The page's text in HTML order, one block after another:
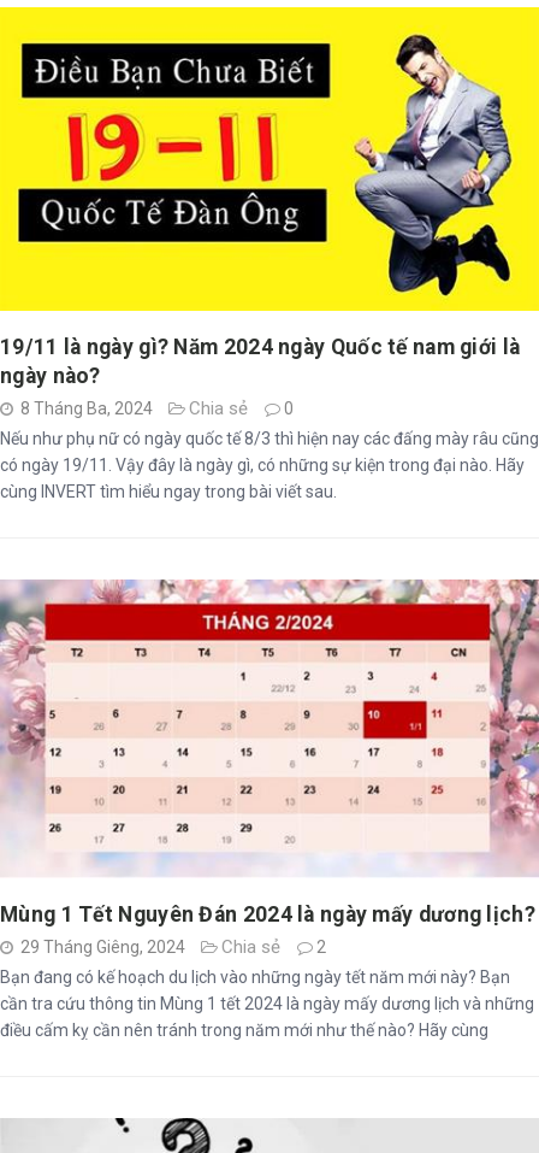
19/11 là ngày gì? Năm 2024 ngày Quốc tế nam giới là
ngày nào?
8 Tháng Ba, 2024 Chia sẻ
0
Nếu như phụ nữ có ngày quốc tế 8/3 thì hiện nay các đấng mày râu cũng
có ngày 19/11. Vậy đây là ngày gì, có những sự kiện trong đại nào. Hãy
cùng INVERT tìm hiểu ngay trong bài viết sau.
Mùng 1 Tết Nguyên Đán 2024 là ngày mấy dương lịch?
29 Tháng Giêng, 2024 Chia sẻ
2
Bạn đang có kế hoạch du lịch vào những ngày tết năm mới này? Bạn
cần tra cứu thông tin Mùng 1 tết 2024 là ngày mấy dương lịch và những
điều cấm kỵ cần nên tránh trong năm mới như thế nào? Hãy cùng